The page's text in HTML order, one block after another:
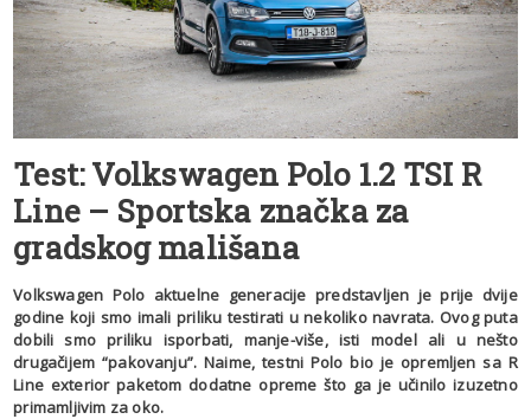
Test: Volkswagen Polo 1.2 TSI R
Line – Sportska značka za
gradskog mališana
Volkswagen Polo aktuelne generacije predstavljen je prije dvije
godine koji smo imali priliku testirati u nekoliko navrata. Ovog puta
dobili smo priliku isporbati, manje-više, isti model ali u nešto
drugačijem “pakovanju”. Naime, testni Polo bio je opremljen sa R
Line exterior paketom dodatne opreme što ga je učinilo izuzetno
primamljivim za oko.